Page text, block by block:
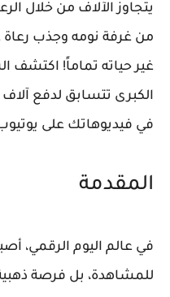
يتجاوز الآلاف من خلال
من غرفة نومه وجذب رعاة
غير حياته تماماً! اكتشف
الكبرى تتسابق لدفع آلاف
في فيديوهاتك على
المقدمة
في عالم اليوم الرقمي،
للمشاهدة، بل فرصة